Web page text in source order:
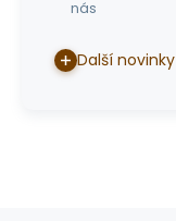
nás
Další novinky